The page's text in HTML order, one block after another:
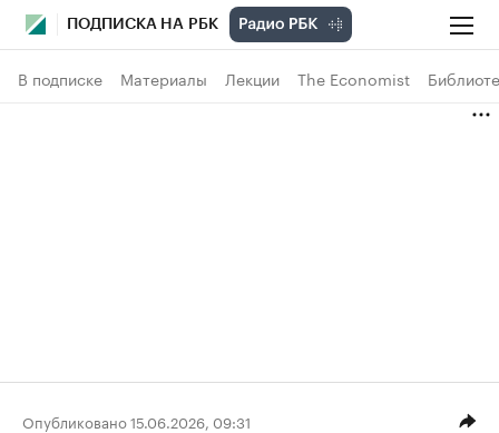
ПОДПИСКА НА РБК
В подписке Материалы Лекции The Economist
Опубликовано 15.06.2026, 09:31